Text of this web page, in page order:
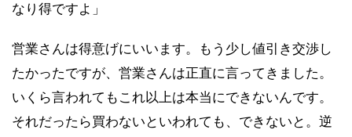
なり得ですよ」
営業さんは得意げにいいます。もう少し値引き交渉し
たかったですが、営業さんは正直に言ってきました。
いくら言われてもこれ以上は本当にできないんです。
それだったら買わないといわれても、できないと。逆